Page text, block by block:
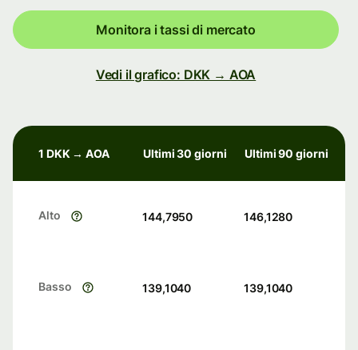
Monitora i tassi di mercato
Vedi il grafico: DKK → AOA
1 DKK → AOA Ultimi 30 giorni Ultimi 90 giorni
Alto 144,7950 146,1280
Basso 139,1040 139,1040